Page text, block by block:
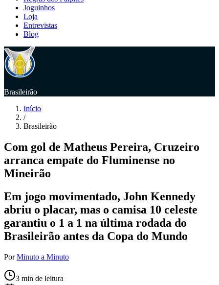
Joguinhos
Loja
Entrevistas
Blog
Brasileirão
Início
/
Brasileirão
Com gol de Matheus Pereira, Cruzeiro
arranca empate do Fluminense no
Mineirão
Em jogo movimentado, John Kennedy
abriu o placar, mas o camisa 10 celeste
garantiu o 1 a 1 na última rodada do
Brasileirão antes da Copa do Mundo
Por Minuto a Minuto
3 min de leitura